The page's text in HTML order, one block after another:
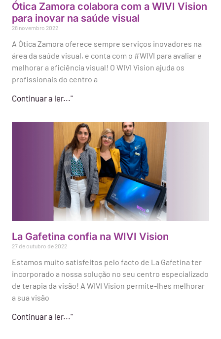
Ótica Zamora colabora com a WIVI Vision
para inovar na saúde visual
28 novembro 2022
A Ótica Zamora oferece sempre serviços inovadores na
área da saúde visual, e conta com o #WIVI para avaliar e
melhorar a eficiência visual! O WIVI Vision ajuda os
profissionais do centro a
Continuar a ler..."
La Gafetina confia na WIVI Vision
27 de outubro de 2022
Estamos muito satisfeitos pelo facto de La Gafetina ter
incorporado a nossa solução no seu centro especializado
de terapia da visão! A WIVI Vision permite-lhes melhorar
a sua visão
Continuar a ler..."